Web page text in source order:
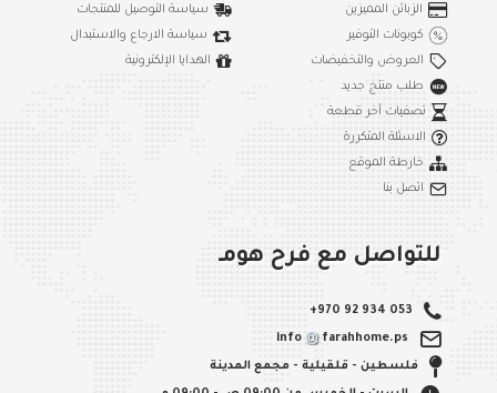
الزبائن المميزين
كوبونات التوفير
العروض والتخفيضات
طلب منتج جديد
تصفيات آخر قطعة
الاسئلة المتكررة
خارطة الموقع
اتصل بنا
سياسة التوصيل للمنتجات
سياسة الارجاع والاستبدال
الهدايا الإلكترونية
للتواصل مع فرح هومـ
+970 92 934 053
info farahhome.ps
فلسطين - قلقيلية - مجمع المدينة